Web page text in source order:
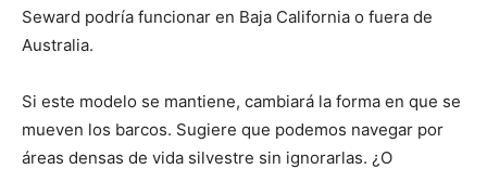
Seward podría funcionar en Baja California o fuera de
Australia.
Si este modelo se mantiene, cambiará la forma en que se
mueven los barcos. Sugiere que podemos navegar por
áreas densas de vida silvestre sin ignorarlas. ¿O